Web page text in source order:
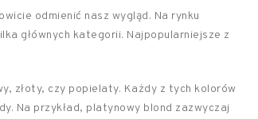
odmienić nasz wygląd. Na rynku
głównych kategorii. Najpopularniejsze z
złoty, czy popielaty. Każdy z tych kolorów
Na przykład, platynowy blond zazwyczaj